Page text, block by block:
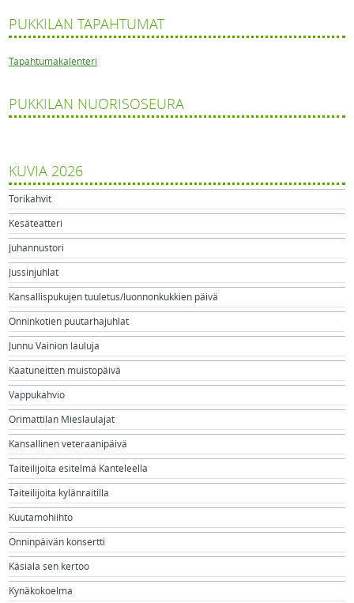
Artikkelien navigaatio
PUKKILAN TAPAHTUMAT
Tapahtumakalenteri
PUKKILAN NUORISOSEURA
KUVIA 2026
Torikahvit
Kesäteatteri
Juhannustori
Jussinjuhlat
Kansallispukujen tuuletus/luonnonkukkien päivä
Onninkotien puutarhajuhlat
Junnu Vainion lauluja
Kaatuneitten muistopäivä
Vappukahvio
Orimattilan Mieslaulajat
Kansallinen veteraanipäivä
Taiteilijoita esitelmä Kanteleella
Taiteilijoita kylänraitilla
Kuutamohiihto
Onninpäivän konsertti
Käsiala sen kertoo
Kynäkokoelma